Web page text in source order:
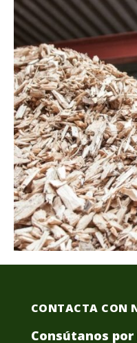
CONTACTA CON
Consútanos